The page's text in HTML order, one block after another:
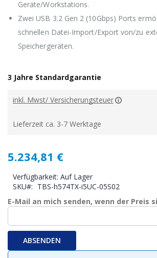
Geräte/Workstations.
Zwei USB 3.2 Gen 2 (10Gbps) Ports
schnellen Datei-Import/Export von/zu
Speichergeräten.
3 Jahre Standardgarantie
inkl. Mwst/ Versicherungsteuer
Lieferzeit ca. 3-7 Werktage
5.234,81 €
Verfügbarkeit: Auf Lager
SKU
TBS-h574TX-i5UC-05S02
E-Mail an mich senden, wenn der Preis
ABSENDEN